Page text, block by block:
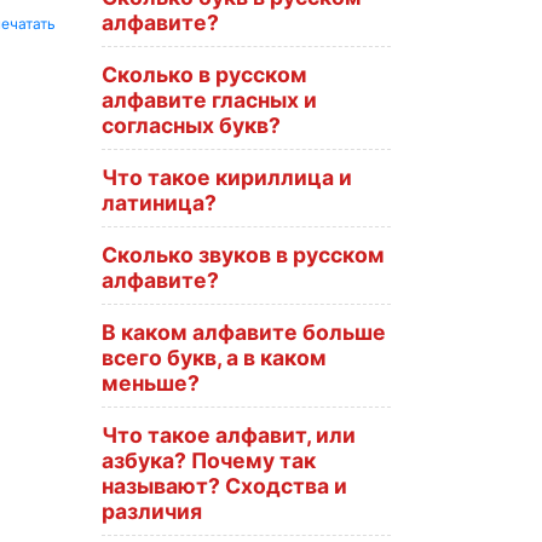
алфавите?
Сколько в русском
алфавите гласных и
согласных букв?
Что такое кириллица и
латиница?
Сколько звуков в русском
алфавите?
В каком алфавите больше
всего букв, а в каком
меньше?
Что такое алфавит, или
азбука? Почему так
называют? Сходства и
различия